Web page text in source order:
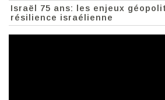
Israël 75 ans: les enjeux
résilience israélienne